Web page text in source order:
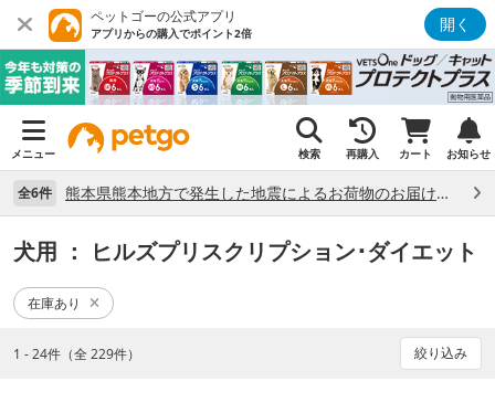
ペットゴーの公式アプリ
アプリからの購入でポイント2倍 開く
メニュー 検索 再購入 カート お知らせ
全6件 熊本県熊本地方で発生した地震によるお荷物のお届け状況について （7/28）
犬用 ： ヒルズプリスクリプション･ダイエット
在庫あり
1 - 24件（全 229件） 絞り込み